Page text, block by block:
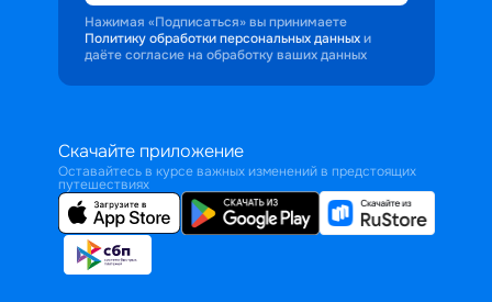
Нажимая «Подписаться» вы принимаете
Политику обработки персональных данных и
даёте согласие на обработку ваших данных
Скачайте приложение
Оставайтесь в курсе важных изменений в предстоящих
путешествиях